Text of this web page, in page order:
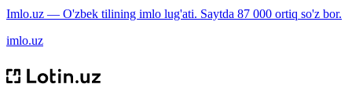
Imlo.uz — O'zbek tilining imlo lug'ati. Saytda 87 000 ortiq so'z bor.
imlo.uz